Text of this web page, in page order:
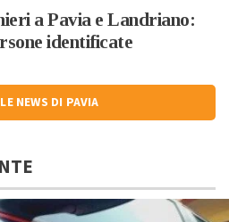
a Pavia e Landriano:
identificate
NEWS DI PAVIA